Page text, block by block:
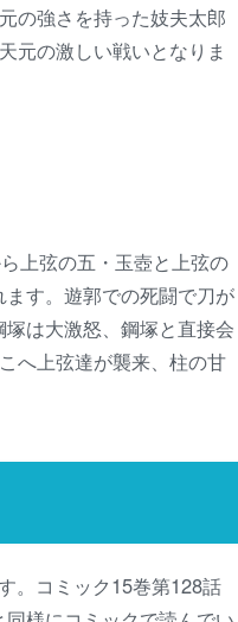
の強さを持った妓夫太郎
元の激しい戦いとなりま
上弦の五・玉壺と上弦の
す。遊郭での死闘で刀が
は大激怒、鋼塚と直接会
へ上弦達が襲来、柱の甘
。コミック15巻第128話